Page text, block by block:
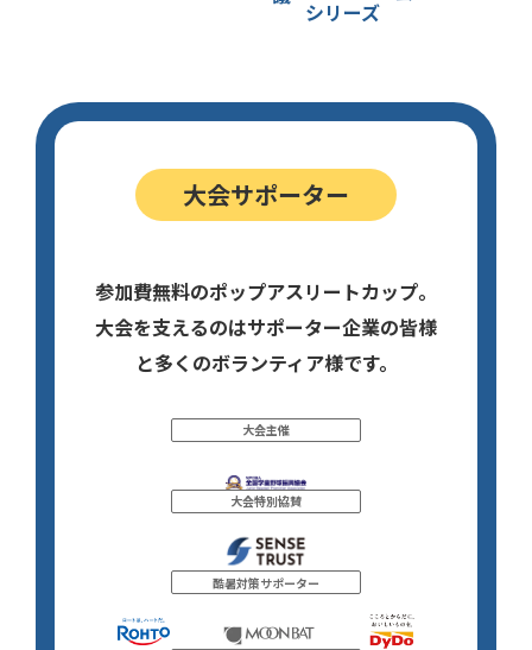
シリーズ
大会サポーター
参加費無料のポップアスリートカップ。
大会を支えるのはサポーター企業の皆様
と多くのボランティア様です。
大会主催
大会特別協賛
酷暑対策サポーター